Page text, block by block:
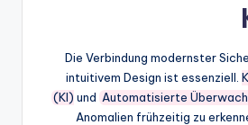
Die Verbindung modernster
intuitivem Design ist essenziell.
(KI) und Automatisierte
Anomalien frühzeitig zu